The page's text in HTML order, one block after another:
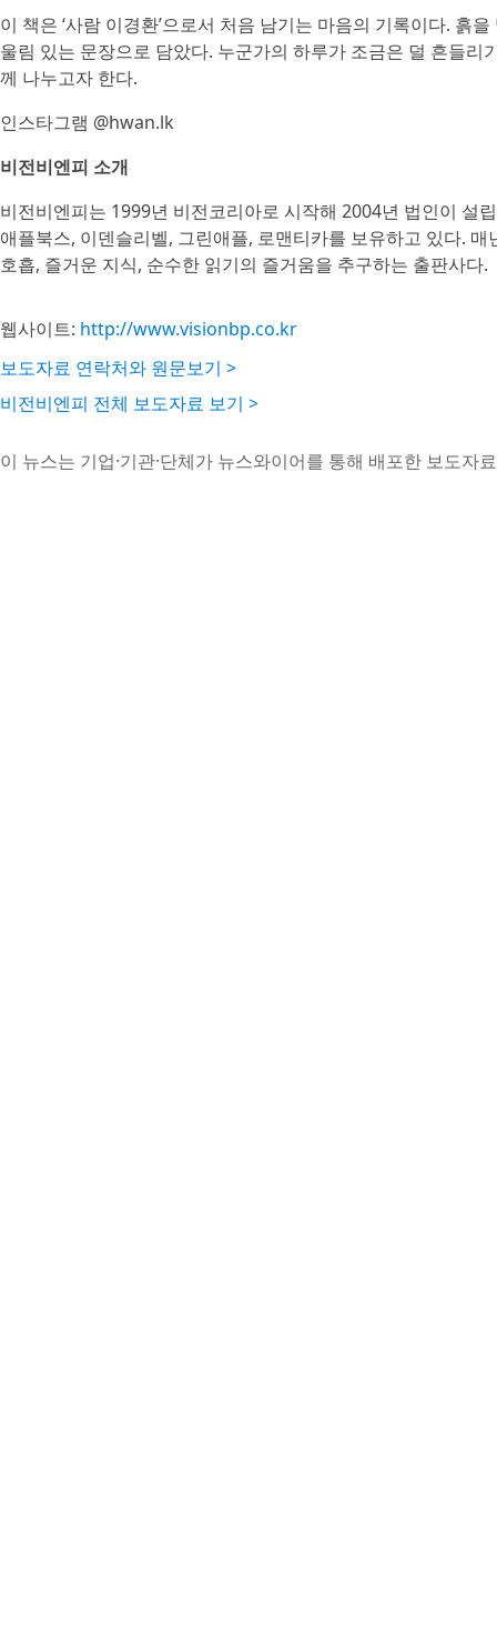
이 책은 ‘사람 이경환’으로서 처음 남기는 마음의 기록이다. 흙
울림 있는 문장으로 담았다. 누군가의 하루가 조금은 덜 흔들
께 나누고자 한다.
인스타그램 @hwan.lk
비전비엔피 소개
비전비엔피는 1999년 비전코리아로 시작해 2004년 법인이 설
애플북스, 이덴슬리벨, 그린애플, 로맨티카를 보유하고 있다.
호흡, 즐거운 지식, 순수한 읽기의 즐거움을 추구하는 출판사다.
웹사이트: http://www.visionbp.co.kr
보도자료 연락처와 원문보기 >
비전비엔피 전체 보도자료 보기 >
이 뉴스는 기업·기관·단체가 뉴스와이어를 통해 배포한 보도자